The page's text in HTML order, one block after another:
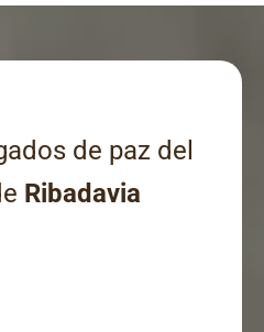
de paz del
Ribadavia